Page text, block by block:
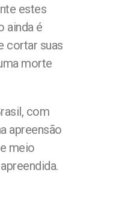
estes
ainda é
cortar suas
morte
com
apreensão
meio